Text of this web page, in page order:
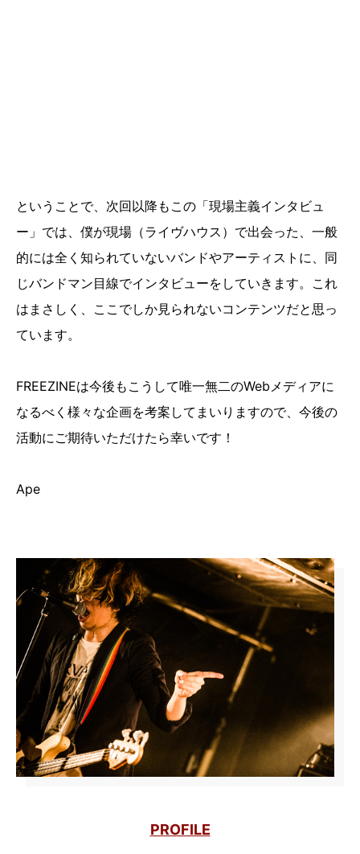
ということで、次回以降もこの「現場主義インタビュ
ー」では、僕が現場（ライヴハウス）で出会った、一般
的には全く知られていないバンドやアーティストに、同
じバンドマン目線でインタビューをしていきます。これ
はまさしく、ここでしか見られないコンテンツだと思っ
ています。
FREEZINEは今後もこうして唯一無二のWebメディアに
なるべく様々な企画を考案してまいりますので、今後の
活動にご期待いただけたら幸いです！
Ape
PROFILE